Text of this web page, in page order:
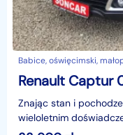
Babice, oświęcimski,
Znając stan i
wieloletnim
miesięcznej gwarancji